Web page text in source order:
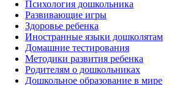
Психология дошкольника
Развивающие игры
Здоровье ребенка
Иностранные языки дошколятам
Домашние тестирования
Методики развития ребенка
Родителям о дошкольниках
Дошкольное образование в мире